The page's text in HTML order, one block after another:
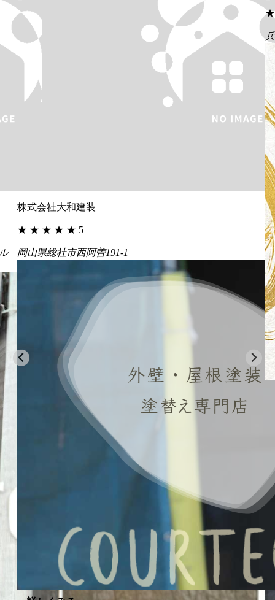
株式会社大和建装
★ ★ ★ ★ ★ 5
岡山県総社市西阿曽191-1
★